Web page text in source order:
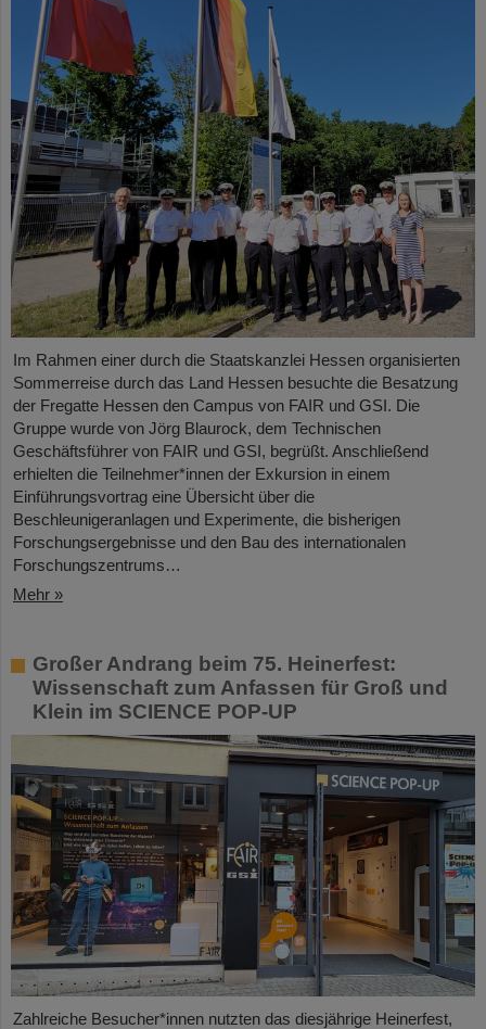
Im Rahmen einer durch die Staatskanzlei Hessen organisierten
Sommerreise durch das Land Hessen besuchte die Besatzung
der Fregatte Hessen den Campus von FAIR und GSI. Die
Gruppe wurde von Jörg Blaurock, dem Technischen
Geschäftsführer von FAIR und GSI, begrüßt. Anschließend
erhielten die Teilnehmer*innen der Exkursion in einem
Einführungsvortrag eine Übersicht über die
Beschleunigeranlagen und Experimente, die bisherigen
Forschungsergebnisse und den Bau des internationalen
Forschungszentrums…
Mehr »
Großer Andrang beim 75. Heinerfest:
Wissenschaft zum Anfassen für Groß und
Klein im SCIENCE POP-UP
Zahlreiche Besucher*innen nutzten das diesjährige Heinerfest,